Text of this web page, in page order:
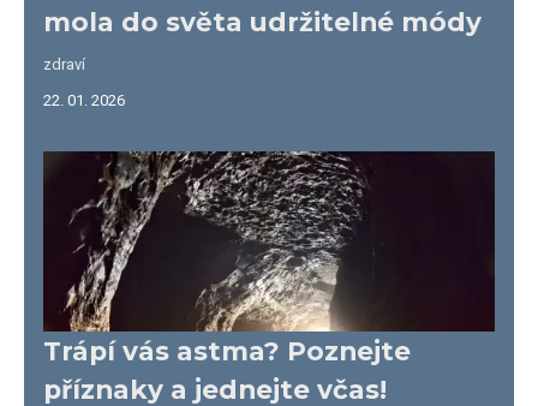
mola do světa udržitelné módy
zdraví
22. 01. 2026
Trápí vás astma? Poznejte
příznaky a jednejte včas!